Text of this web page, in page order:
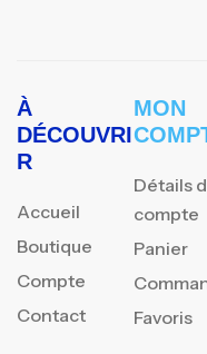
À
DÉCOUVRI
R
Accueil
Boutique
Compte
Contact
MON
Détails
compte
Panier
Favoris